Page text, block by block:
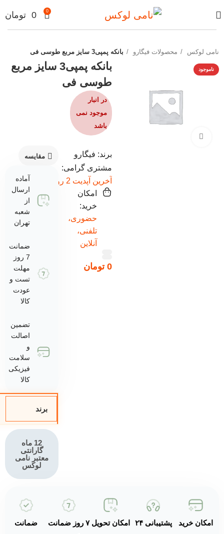
0
0 تومان
نامی لوکس محصولات فیگارو بانکه پمپی3 سایز مربع طوسی فی
ناموجود
برای بزرگنمایی کلیک کنید
بانکه پمپی3 سایز مربع
طوسی فی
در انبار
موجود نمی
باشد
برند: فیگارو
مشتری گرامی:
آخرین آپدیت 2 روز پیش
امکان
خرید:
حضوری،
تلفنی،
آنلاین
0 تومان
مقایسه
آماده
ارسال
از
شعبه
تهران
ضمانت
7 روز
مهلت
تست و
عودت
کالا
تضمین
اصالت
و
سلامت
فیزیکی
کالا
برند
12 ماه
گارانتی
معتبر نامی
لوکس
امکان خرید
پشتیبانی ۲۴
امکان تحویل
۷ روز ضمانت
ضمانت